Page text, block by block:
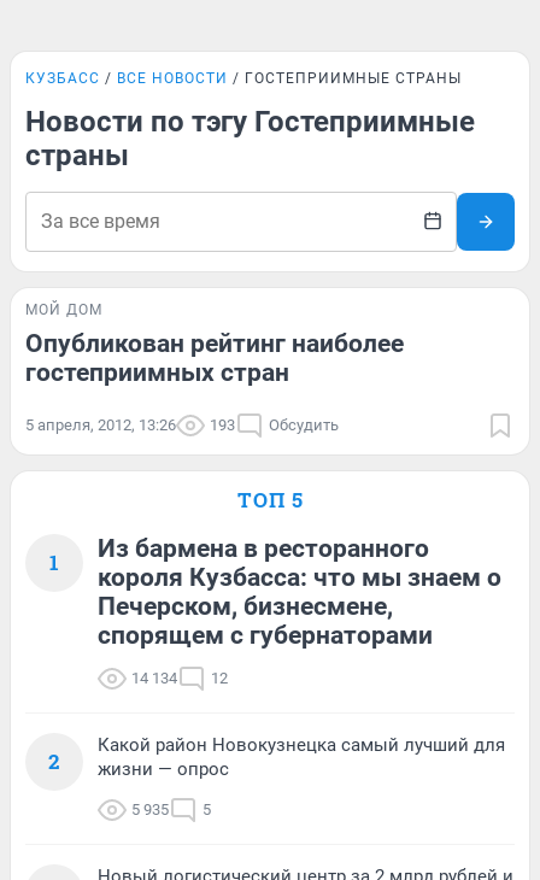
КУЗБАСС ВСЕ НОВОСТИ ГОСТЕПРИИМНЫЕ СТРАНЫ
Новости по тэгу Гостеприимные
страны
МОЙ ДОМ
Опубликован рейтинг наиболее
гостеприимных стран
5 апреля, 2012, 13:26 193 Обсудить
ТОП 5
1
Из бармена в ресторанного
короля Кузбасса: что мы знаем о
Печерском, бизнесмене,
спорящем с губернаторами
14 134 12
2
Какой район Новокузнецка самый лучший для
жизни — опрос
5 935 5